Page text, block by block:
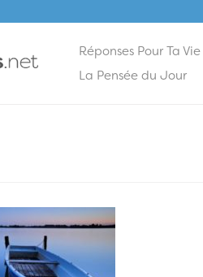
Réponses Pour Ta Vie
La Pensée du Jour